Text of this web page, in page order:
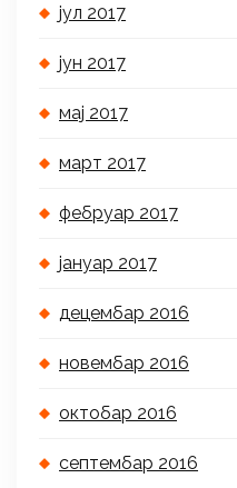
јул 2017
јун 2017
мај 2017
март 2017
фебруар 2017
јануар 2017
децембар 2016
новембар 2016
октобар 2016
септембар 2016